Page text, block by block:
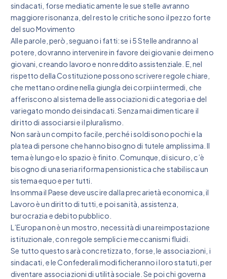
sindacati, forse mediaticamente le sue stelle avranno
maggiore risonanza, del resto le critiche sono il pezzo forte
del suo Movimento
Alle parole, però, seguano i fatti: se i 5 Stelle andranno al
potere, dovranno intervenire in favore dei giovani e dei meno
giovani, creando lavoro e non reddito assistenziale. E, nel
rispetto della Costituzione possono scrivere regole chiare,
che mettano ordine nella giungla dei corpi intermedi, che
afferiscono al sistema delle associazioni di categoria e del
variegato mondo dei sindacati. Senza mai dimenticare il
diritto di associarsi e il pluralismo.
Non sarà un compito facile, perché i soldi sono pochi e la
platea di persone che hanno bisogno di tutele amplissima. Il
tema è lungo e lo spazio è finito. Comunque, di sicuro, c’è
bisogno di una seria riforma pensionistica che stabilisca un
sistema equo e per tutti.
Insomma il Paese deve uscire dalla precarietà economica, il
Lavoro è un diritto di tutti, e poi sanità, assistenza,
burocrazia e debito pubblico.
L’Europa non è un mostro, necessità di una reimpostazione
istituzionale, con regole semplici e meccanismi fluidi.
Se tutto questo sarà concretizzato, forse, le associazioni, i
sindacati, e le Confederali modificheranno i loro statuti, per
diventare associazioni di utilità sociale. Se poi chi governa